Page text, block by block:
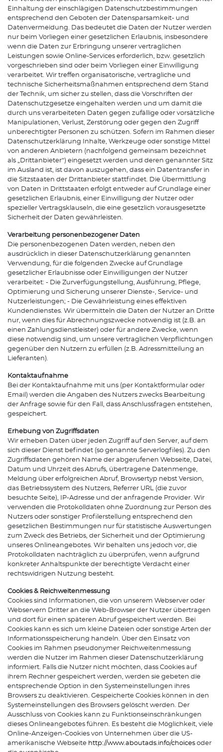
Einhaltung der einschlägigen Datenschutzbestimmungen
entsprechend den Geboten der Datensparsamkeit- und
Datenvermeidung. Das bedeutet die Daten der Nutzer werden
nur beim Vorliegen einer gesetzlichen Erlaubnis, insbesondere
wenn die Daten zur Erbringung unserer vertraglichen
Leistungen sowie Online-Services erforderlich, bzw. gesetzlich
vorgeschrieben sind oder beim Vorliegen einer Einwilligung
verarbeitet. Wir treffen organisatorische, vertragliche und
technische Sicherheitsmaßnahmen entsprechend dem Stand
der Technik, um sicher zu stellen, dass die Vorschriften der
Datenschutzgesetze eingehalten werden und um damit die
durch uns verarbeiteten Daten gegen zufällige oder vorsätzliche
Manipulationen, Verlust, Zerstörung oder gegen den Zugriff
unberechtigter Personen zu schützen. Sofern im Rahmen dieser
Datenschutzerklärung Inhalte, Werkzeuge oder sonstige Mittel
von anderen Anbietern (nachfolgend gemeinsam bezeichnet
als „Drittanbieter“) eingesetzt werden und deren genannter Sitz
im Ausland ist, ist davon auszugehen, dass ein Datentransfer in
die Sitzstaaten der Drittanbieter stattfindet. Die Übermittlung
von Daten in Drittstaaten erfolgt entweder auf Grundlage einer
gesetzlichen Erlaubnis, einer Einwilligung der Nutzer oder
spezieller Vertragsklauseln, die eine gesetzlich vorausgesetzte
Sicherheit der Daten gewährleisten.
Verarbeitung personenbezogener Daten
Die personenbezogenen Daten werden, neben den
ausdrücklich in dieser Datenschutzerklärung genannten
Verwendung, für die folgenden Zwecke auf Grundlage
gesetzlicher Erlaubnisse oder Einwilligungen der Nutzer
verarbeitet: - Die Zurverfügungstellung, Ausführung, Pflege,
Optimierung und Sicherung unserer Dienste-, Service- und
Nutzerleistungen; - Die Gewährleistung eines effektiven
Kundendienstes. Wir übermitteln die Daten der Nutzer an Dritte
nur, wenn dies für Abrechnungszwecke notwendig ist (z.B. an
einen Zahlungsdienstleister) oder für andere Zwecke, wenn
diese notwendig sind, um unsere vertraglichen Verpflichtungen
gegenüber den Nutzern zu erfüllen (z.B. Adressmitteilung an
Lieferanten).
Kontaktaufnahme
Bei der Kontaktaufnahme mit uns (per Kontaktformular oder
Email) werden die Angaben des Nutzers zwecks Bearbeitung
der Anfrage sowie für den Fall, dass Anschlussfragen entstehen,
gespeichert.
Erhebung von Zugriffsdaten
Wir erheben Daten über jeden Zugriff auf den Server, auf dem
sich dieser Dienst befindet (so genannte Serverlogfiles). Zu den
Zugriffsdaten gehören Name der abgerufenen Webseite, Datei,
Datum und Uhrzeit des Abrufs, übertragene Datenmenge,
Meldung über erfolgreichen Abruf, Browsertyp nebst Version,
das Betriebssystem des Nutzers, Referrer URL (die zuvor
besuchte Seite), IP-Adresse und der anfragende Provider. Wir
verwenden die Protokolldaten ohne Zuordnung zur Person des
Nutzers oder sonstiger Profilerstellung entsprechend den
gesetzlichen Bestimmungen nur für statistische Auswertungen
zum Zweck des Betriebs, der Sicherheit und der Optimierung
unseres Onlineangebotes. Wir behalten uns jedoch vor, die
Protokolldaten nachträglich zu überprüfen, wenn aufgrund
konkreter Anhaltspunkte der berechtigte Verdacht einer
rechtswidrigen Nutzung besteht.
Cookies & Reichweitenmessung
Cookies sind Informationen, die von unserem Webserver oder
Webservern Dritter an die Web-Browser der Nutzer übertragen
und dort für einen späteren Abruf gespeichert werden. Bei
Cookies kann es sich um kleine Dateien oder sonstige Arten der
Informationsspeicherung handeln. Über den Einsatz von
Cookies im Rahmen pseudonymer Reichweitenmessung
werden die Nutzer im Rahmen dieser Datenschutzerklärung
informiert. Falls die Nutzer nicht möchten, dass Cookies auf
ihrem Rechner gespeichert werden, werden sie gebeten die
entsprechende Option in den Systemeinstellungen ihres
Browsers zu deaktivieren. Gespeicherte Cookies können in den
Systemeinstellungen des Browsers gelöscht werden. Der
Ausschluss von Cookies kann zu Funktionseinschränkungen
dieses Onlineangebotes führen. Es besteht die Möglichkeit, viele
Online-Anzeigen-Cookies von Unternehmen über die US-
amerikanische Webseite http://www.aboutads.info/choices oder